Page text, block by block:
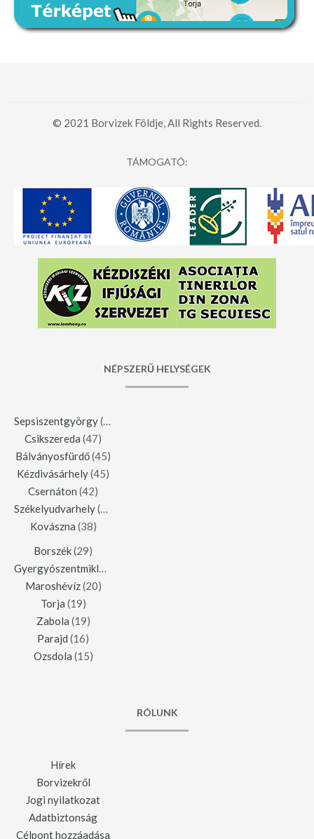
© 2021 Borvizek Földje, All Rights Reserved.
TÁMOGATÓ:
NÉPSZERŰ HELYSÉGEK
Sepsiszentgyörgy(123)
Csikszereda (47)
Bálványosfürdő(45)
Kézdivásárhely(45)
Csernáton (42)
Székelyudvarhely(42)
Kovászna (38)
Borszék(29)
Gyergyószentmiklós
Maroshévíz(20)
Torja (19)
Zabola (19)
Parajd (16)
Ozsdola (15)
RÓLUNK
Hírek
Borvizekről
Jogi nyilatkozat
Adatbiztonság
Célpont hozzáadása